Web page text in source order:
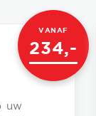
uw
VANAF
234,-